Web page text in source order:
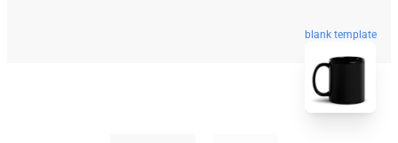
blank template